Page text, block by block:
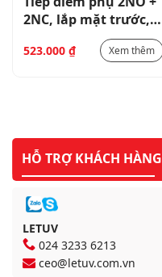
2NC, lắp mặt trước,
cho contactor BG _
11BGX1022
523.000 ₫ Xem thêm
HỖ TRỢ KHÁCH HÀNG
LETUV
024 3233 6213
ceo@letuv.com.vn